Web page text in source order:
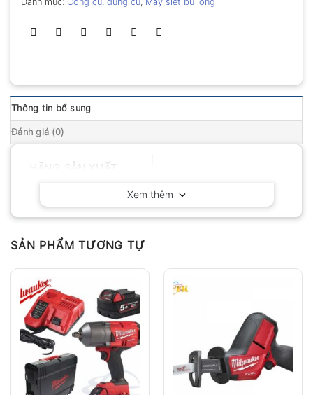
Thông tin bổ sung
Đánh giá (0)
Xem thêm
SẢN PHẨM TƯƠNG TỰ